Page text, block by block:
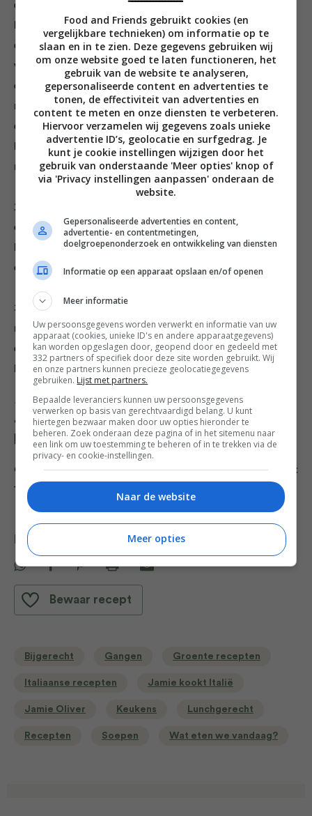
doe ze met 2 eetlepels olie in een grote pan op matig vuur;
blijf 15 minuten regelmatig roeren. Dit is een goed moment
om je groene groenten voor te bereiden. Snijd courgette en
venkel in blokjes van ½ cm en bimi, asperges, snijbiet
en boerenkool fijn. Zet de groenten even opzij. Roer de rijst 2
minuten door de ui en bleekselderij
en giet de bouillon erbij. Bind de takjes kruiden bij elkaar, gooi
het bosje in de pan, breng de soep aan de kook en laat 15
minuten pruttelen.
2. Pel voor de pesto intussen de tenen knoflook, doe ze met
een snufje zeezout in een vijzel en maal er een fijne pasta van.
Rasp de parmezaan en citroenschil erover, knijp de citroen
erboven uit en werk er 4 eetlepels extra vergine olijfolie door.
3. Roer de groenten door de soep en kook ze 10-15 minuten
mee, zodat ze nog wat bite hebben. Voeg naar smaak peper
en zout toe, schep de soep in warme kommen en maak af met
lepeltjes pesto.
Dit recept komt uit het boek ‘Jamie kookt Italië’ van
Jamie Oliver (€29,99, Kosmos Uitgevers).
[Credits: fotografie David Loftus]
Calorieën: 324 kcal – Vet: 13 g – Verz. vet: 3,4 g – Eiwit:
16,8 g – Koolhyd.: 36,9 g – Suiker: 6,3 g – Zout: 0,9 g –
Vezels: 3,7 g
Deel dit recept
Bewaar recept
Bijgerecht Gangen Groente recepten
Italiaanse recepten Jamie kookt Italië
Jamie Oliver Keukens Lunchgerecht
Recepten Soepen Wat eten we vandaag?
Food and Friends gebruikt cookies (en
vergelijkbare technieken) om informatie op te
slaan en in te zien. Deze gegevens gebruiken wij
om onze website goed te laten functioneren, het
gebruik van de website te analyseren,
gepersonaliseerde content en advertenties te
tonen, de effectiviteit van advertenties en
content te meten en onze diensten te verbeteren.
Hiervoor verzamelen wij gegevens zoals unieke
advertentie ID’s, geolocatie en surfgedrag. Je
kunt je cookie instellingen wijzigen door het
gebruik van onderstaande 'Meer opties' knop of
via 'Privacy instellingen aanpassen' onderaan de
website.
Gepersonaliseerde advertenties en content,
advertentie- en contentmetingen,
doelgroepenonderzoek en ontwikkeling van diensten
Informatie op een apparaat opslaan en/of openen
Meer informatie
Uw persoonsgegevens worden verwerkt en informatie van uw
apparaat (cookies, unieke ID's en andere apparaatgegevens)
kan worden opgeslagen door, geopend door en gedeeld met
332 partners of specifiek door deze site worden gebruikt. Wij
en onze partners kunnen precieze geolocatiegegevens
gebruiken. Lijst met partners.
Bepaalde leveranciers kunnen uw persoonsgegevens
verwerken op basis van gerechtvaardigd belang. U kunt
hiertegen bezwaar maken door uw opties hieronder te
beheren. Zoek onderaan deze pagina of in het sitemenu naar
een link om uw toestemming te beheren of in te trekken via de
privacy- en cookie-instellingen.
Naar de website
Meer opties